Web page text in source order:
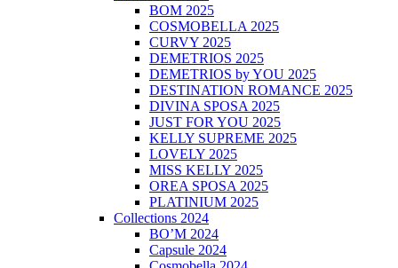
BOM 2025
COSMOBELLA 2025
CURVY 2025
DEMETRIOS 2025
DEMETRIOS by YOU 2025
DESTINATION ROMANCE 2025
DIVINA SPOSA 2025
JUST FOR YOU 2025
KELLY SUPREME 2025
LOVELY 2025
MISS KELLY 2025
OREA SPOSA 2025
PLATINIUM 2025
Collections 2024
BO’M 2024
Capsule 2024